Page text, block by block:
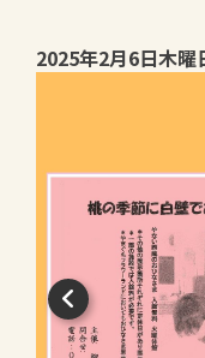
2025年2月6日木曜